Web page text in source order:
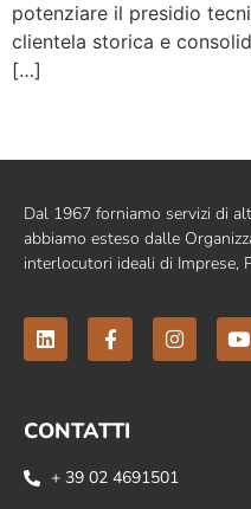
potenziare il presidio
clientela storica e
[…]
Dal 1967 forniamo servizi di
abbiamo esteso dalle
interlocutori ideali di Imprese,
CONTATTI
+ 39 02 4691501